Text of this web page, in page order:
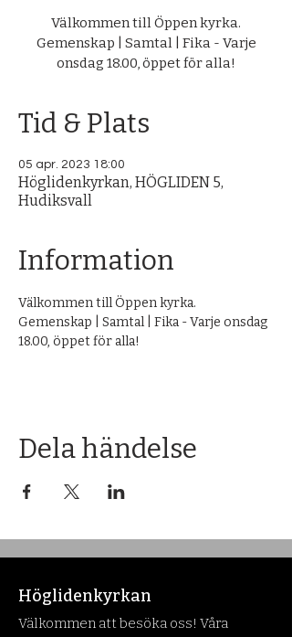
Välkommen till Öppen kyrka.
Gemenskap | Samtal | Fika - Varje
onsdag 18.00, öppet för alla!
Tid & Plats
05 apr. 2023 18:00
Höglidenkyrkan, HÖGLIDEN 5,
Hudiksvall
Information
Välkommen till Öppen kyrka.
Gemenskap | Samtal | Fika - Varje onsdag
18.00, öppet för alla!
Dela händelse
Höglidenkyrkan
Välkommen att besöka oss! Våra